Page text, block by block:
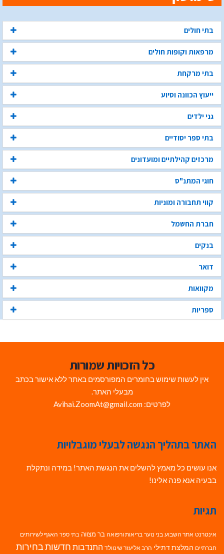
בתי חולים
מרפאות וקופות חולים
בתי מרקחת
ייעוץ הכוונה וסיוע
גני ילדים
בתי ספר יסודיים
מרכזים קהילתיים ומועדונים
חוגי המתנ"ס
קווי תחבורה ומוניות
חברת החשמל
בנקים
דואר
מקוואות
ספריות
כל הזכויות שמורות
אין לעשות שימוש בחומרים המפורסמים באתר ללא אישור בכתב
מבעלי האתר.
לפרטים: Avihai.ZoomAt@gmail.com
האתר בתהליך הנגשה לבעלי מוגבלויות
אנו עושים כל מאמץ להשלים את הנגשת האתר! במידה ונתקלת
בבעיה אנא פנה אלינו!
תגיות
אינטרנט אתר השבוע בני נוער בריאות ורפואה בר מצווה בתי ספר האגף לשירותים
חברתיים המלצת דתילי הרב אליעזר שינוולד התנדבות חדשות בחירות